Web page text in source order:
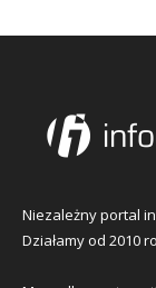
Niezależny portal
Działamy od 2010